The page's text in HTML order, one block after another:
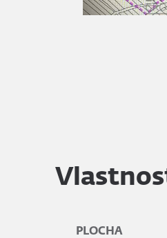
PLOCHA